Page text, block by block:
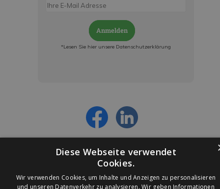
Anmelden
*Lesen Sie hier unsere Datenschutzerklärung
Diese Webseite verwendet
Cookies.
Wir verwenden Cookies, um Inhalte und Anzeigen zu personalisieren
und unseren Datenverkehr zu analysieren. Wir geben Informationen